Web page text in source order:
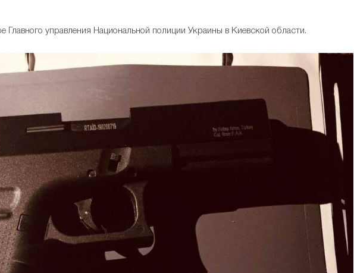
Главного управления Национальной полиции Украины в Киевской области.